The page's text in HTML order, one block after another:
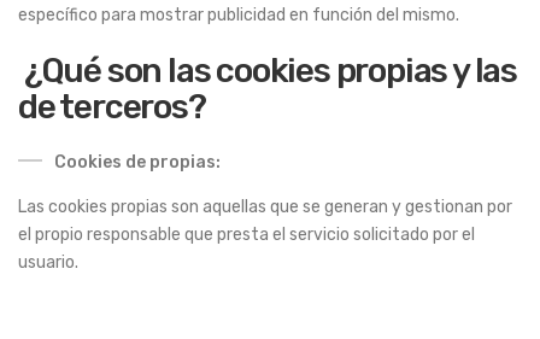
específico para mostrar publicidad en función del mismo.
¿Qué son las cookies propias y las
de terceros?
Cookies de propias:
Las cookies propias son aquellas que se generan y gestionan por
el propio responsable que presta el servicio solicitado por el
usuario.